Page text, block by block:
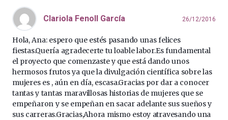
Clariola Fenoll García 26/12/2016
Hola, Ana: espero que estés pasando unas felices
fiestas.Quería agradecerte tu loable labor.Es fundamental
el proyecto que comenzaste y que está dando unos
hermosos frutos ya que la divulgación científica sobre las
mujeres es , aún en día, escasa.Gracias por dar a conocer
tantas y tantas maravillosas historias de mujeres que se
empeñaron y se empeñan en sacar adelante sus sueños y
sus carreras.Gracias,Ahora mismo estoy atravesando una